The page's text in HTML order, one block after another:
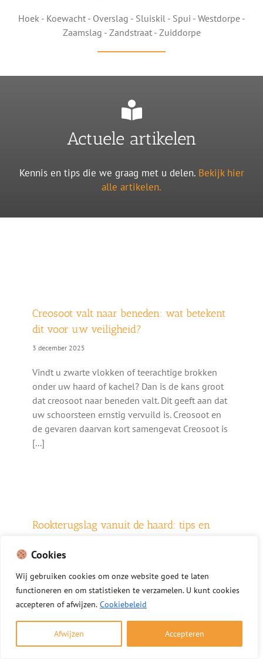
Cookies
Wij gebruiken cookies om onze website goed te laten
functioneren en om statistieken te verzamelen. U kunt cookies
accepteren of afwijzen. Cookiebeleid
Afwijzen Accepteren
Hoek - Koewacht - Overslag - Sluiskil - Spui - Westdorpe -
Zaamslag - Zandstraat - Zuiddorpe
Actuele artikelen
Kennis en tips die we graag met u delen. Bekijk hier
alle artikelen.
Creosoot valt naar beneden: wat betekent
dit voor uw veiligheid?
3 december 2025
Vindt u zwarte vlokken of teerachtige brokken
onder uw haard of kachel? Dan is de kans groot
dat creosoot naar beneden valt. Dit geeft aan dat
uw schoorsteen ernstig vervuild is. Creosoot en
de gevaren daarvan kort samengevat Creosoot is
[...]
Rookterugslag vanuit de haard: tips en
3 december 2025
Rook vanuit de haard die terug uw woning
schoorsteen of ventilatie. Goed stookgedrag en
onderhoud voorkomen dit rookterugslag vanuit
de haard probleem. Rookterugslag in het kort